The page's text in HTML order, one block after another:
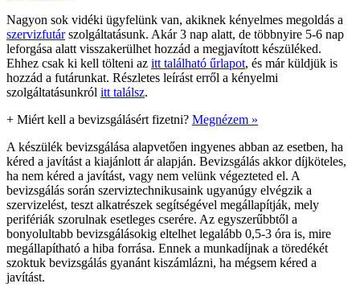
Nagyon sok vidéki ügyfelünk van, akiknek kényelmes megoldás a
szervizfutárszolgáltatásunk. Akár 3 nap alatt, de többnyire 5-6 nap
leforgása alatt visszakerülhet hozzád a megjavított készüléked.
Ehhez csak ki kell tölteni az itt található űrlapot, és már küldjük is
hozzád a futárunkat. Részletes leírást erről a kényelmi
szolgáltatásunkról itt találsz.
+ Miért kell a bevizsgálásért fizetni? Megnézem »
A készülék bevizsgálása alapvetően ingyenes abban az esetben, ha
kéred a javítást a kiajánlott ár alapján. Bevizsgálás akkor díjköteles,
ha nem kéred a javítást, vagy nem velünk végezteted el. A
bevizsgálás során szerviztechnikusaink ugyanúgy elvégzik a
szervizelést, teszt alkatrészek segítségével megállapítják, mely
perifériák szorulnak esetleges cserére. Az egyszerűbbtől a
bonyolultabb bevizsgálásokig eltelhet legalább 0,5-3 óra is, mire
megállapítható a hiba forrása. Ennek a munkadíjnak a töredékét
szoktuk bevizsgálás gyanánt kiszámlázni, ha mégsem kéred a
javítást.